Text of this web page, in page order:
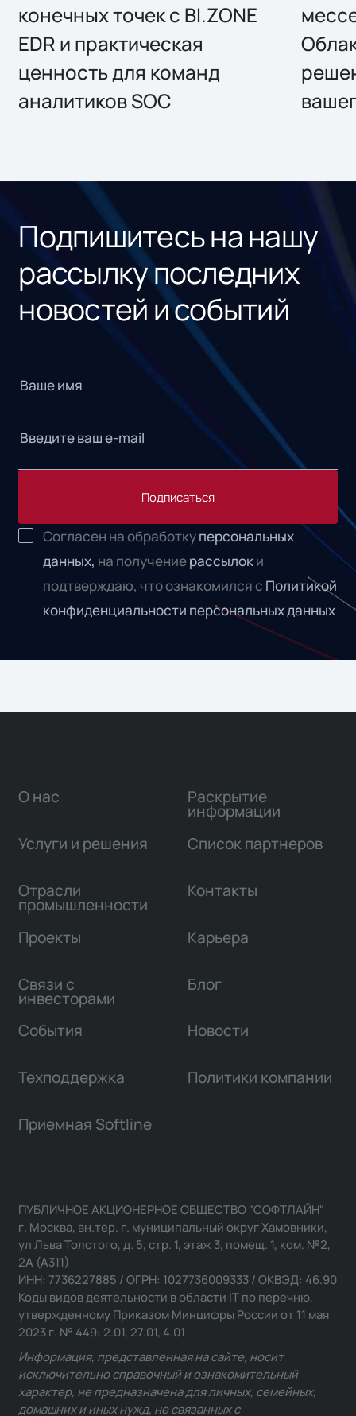
конечных точек с BI.ZONE
EDR и практическая
ценность для команд
аналитиков SOC
Подпишитесь на нашу
рассылку последних
новостей и событий
Подписаться
Согласен на обработкуперсональных
данных, на получениерассылоки
подтверждаю, что ознакомился с Политикой
конфиденциальности персональных данных
О нас
Услуги и решения
Отрасли
промышленности
Проекты
Связи с
инвесторами
Раскрытие
информации
Список партнеров
Контакты
Карьера
Блог
События Новости
Техподдержка Политики компании
Приемная Softline
ПУБЛИЧНОЕ АКЦИОНЕРНОЕ ОБЩЕСТВО "СОФТЛАЙН"
г. Москва, вн.тер. г. муниципальный округ Хамовники,
ул Льва Толстого, д. 5, стр. 1, этаж 3, помещ. 1, ком. №2,
2А (А311)
ИНН: 7736227885 / ОГРН: 1027736009333 / ОКВЭД: 46.90
Коды видов деятельности в области IT по перечню,
утвержденному Приказом Минцифры России от 11 мая
2023 г. № 449: 2.01, 27.01, 4.01
Информация, представленная на сайте, носит
исключительно справочный и ознакомительный
характер, не предназначена для личных, семейных,
домашних и иных нужд, не связанных с